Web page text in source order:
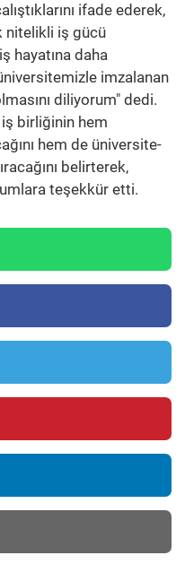
ifade ederek,
nitelikli iş gücü
hayatına daha
imzalanan
diliyorum" dedi.
iş birliğinin hem
hem de üniversite-
belirterek,
teşekkür etti.